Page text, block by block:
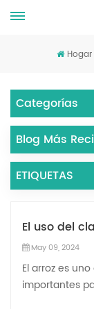
Hogar
Categorías
Blog Más
ETIQUETAS
El uso del
May 09, 2024
El arroz es
importantes